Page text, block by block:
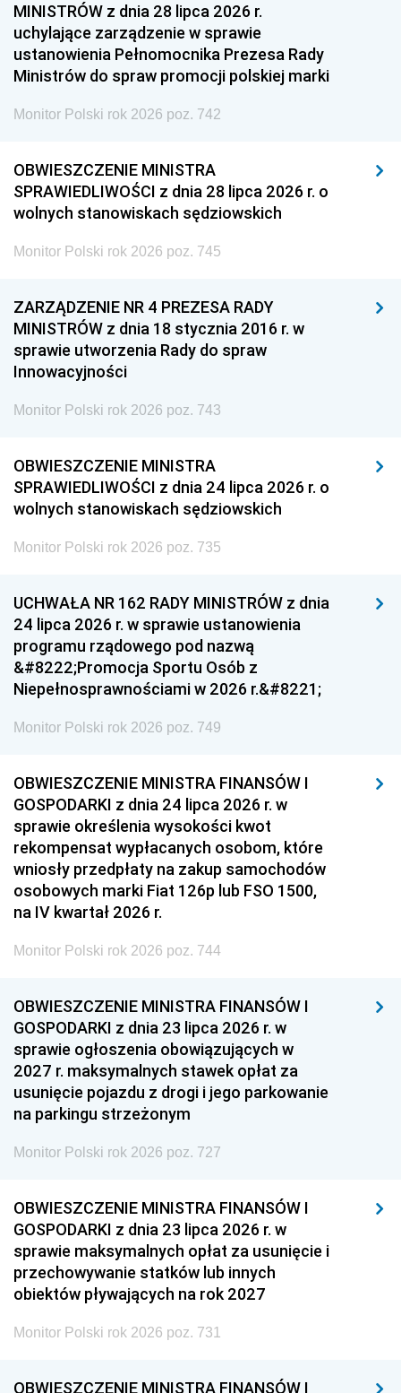
MINISTRÓW z dnia 28 lipca 2026 r.
uchylające zarządzenie w sprawie
ustanowienia Pełnomocnika Prezesa Rady
Ministrów do spraw promocji polskiej marki
Monitor Polski rok 2026 poz. 742
OBWIESZCZENIE MINISTRA
SPRAWIEDLIWOŚCI z dnia 28 lipca 2026 r. o
wolnych stanowiskach sędziowskich
Monitor Polski rok 2026 poz. 745
ZARZĄDZENIE NR 4 PREZESA RADY
MINISTRÓW z dnia 18 stycznia 2016 r. w
sprawie utworzenia Rady do spraw
Innowacyjności
Monitor Polski rok 2026 poz. 743
OBWIESZCZENIE MINISTRA
SPRAWIEDLIWOŚCI z dnia 24 lipca 2026 r. o
wolnych stanowiskach sędziowskich
Monitor Polski rok 2026 poz. 735
UCHWAŁA NR 162 RADY MINISTRÓW z dnia
24 lipca 2026 r. w sprawie ustanowienia
programu rządowego pod nazwą
&#8222;Promocja Sportu Osób z
Niepełnosprawnościami w 2026 r.&#8221;
Monitor Polski rok 2026 poz. 749
OBWIESZCZENIE MINISTRA FINANSÓW I
GOSPODARKI z dnia 24 lipca 2026 r. w
sprawie określenia wysokości kwot
rekompensat wypłacanych osobom, które
wniosły przedpłaty na zakup samochodów
osobowych marki Fiat 126p lub FSO 1500,
na IV kwartał 2026 r.
Monitor Polski rok 2026 poz. 744
OBWIESZCZENIE MINISTRA FINANSÓW I
GOSPODARKI z dnia 23 lipca 2026 r. w
sprawie ogłoszenia obowiązujących w
2027 r. maksymalnych stawek opłat za
usunięcie pojazdu z drogi i jego parkowanie
na parkingu strzeżonym
Monitor Polski rok 2026 poz. 727
OBWIESZCZENIE MINISTRA FINANSÓW I
GOSPODARKI z dnia 23 lipca 2026 r. w
sprawie maksymalnych opłat za usunięcie i
przechowywanie statków lub innych
obiektów pływających na rok 2027
Monitor Polski rok 2026 poz. 731
OBWIESZCZENIE MINISTRA FINANSÓW I